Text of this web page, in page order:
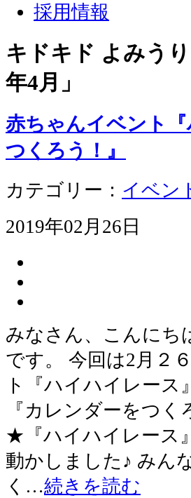
採用情報
キドキド よみう
年4月 」
赤ちゃんイベント
つくろう！』
カテゴリー： イベン
2019年02月26日
みなさん、こんにち
です。 今回は2月２
ト『ハイハイレース
『カレンダーをつ
★『ハイハイレース
動かしました♪ みん
く…続きを読む